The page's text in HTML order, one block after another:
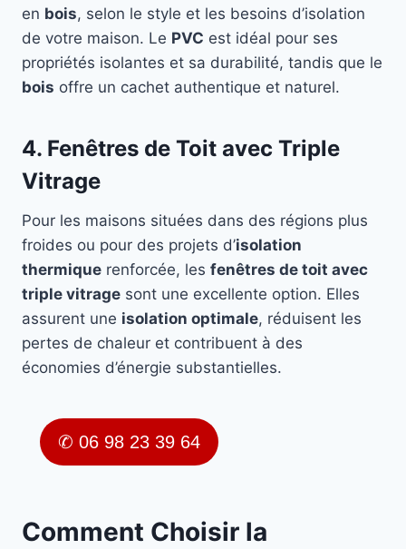
en bois, selon le style et les besoins d’isolation
de votre maison. Le PVC est idéal pour ses
propriétés isolantes et sa durabilité, tandis que le
bois offre un cachet authentique et naturel.
4. Fenêtres de Toit avec Triple
Vitrage
Pour les maisons situées dans des régions plus
froides ou pour des projets d’isolation
thermique renforcée, les fenêtres de toit avec
triple vitrage sont une excellente option. Elles
assurent une isolation optimale, réduisent les
pertes de chaleur et contribuent à des
économies d’énergie substantielles.
✆ 06 98 23 39 64
Comment Choisir la